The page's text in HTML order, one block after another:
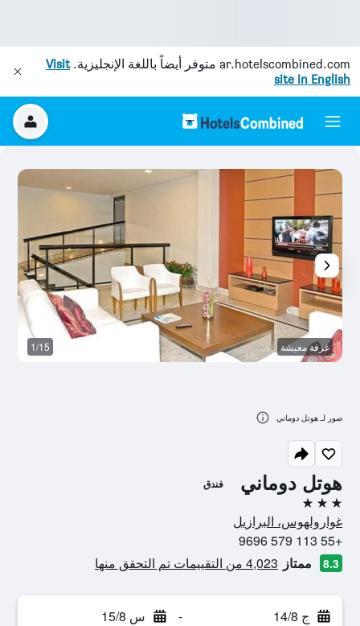
ar.hotelscombined.com متوفر أيضاً باللغة الإنجليزية.Visit
site in English
هوتل دوماني فندق
3 نجوم
غوارولهوس، البرازيل
+55 113 579 9696
8.3 ممتاز 4,023 من التقييمات تم التحقق منها
ج 14/8 - س 15/8
غرفة معيشة 1/15
صور لـ هوتل دوماني